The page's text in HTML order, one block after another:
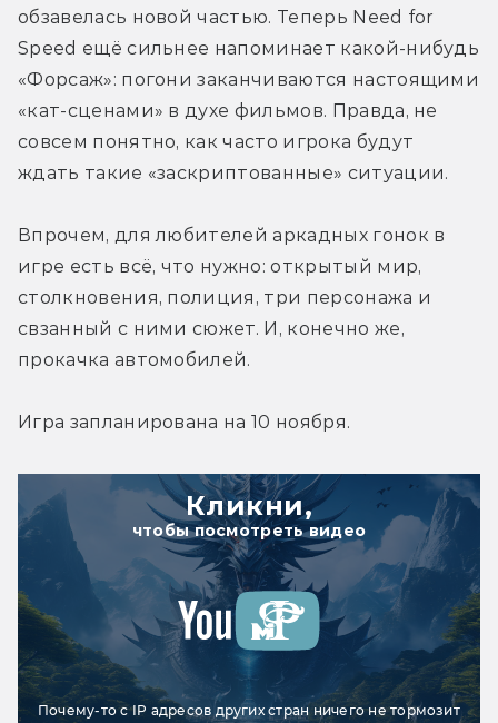
обзавелась новой частью. Теперь Need for
Speed ещё сильнее напоминает какой-нибудь
«Форсаж»: погони заканчиваются настоящими
«кат-сценами» в духе фильмов. Правда, не
совсем понятно, как часто игрока будут
ждать такие «заскриптованные» ситуации.
Впрочем, для любителей аркадных гонок в
игре есть всё, что нужно: открытый мир,
столкновения, полиция, три персонажа и
свзанный с ними сюжет. И, конечно же,
прокачка автомобилей.
Игра запланирована на 10 ноября.
Кликни,
чтобы посмотреть видео
Почему-то с IP адресов других стран ничего не тормозит